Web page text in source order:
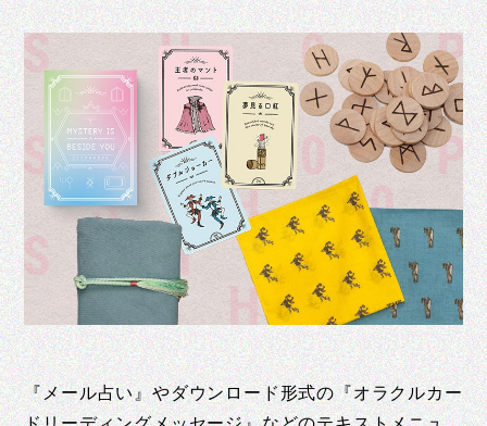
『メール占い』やダウンロード形式の『オラクルカー